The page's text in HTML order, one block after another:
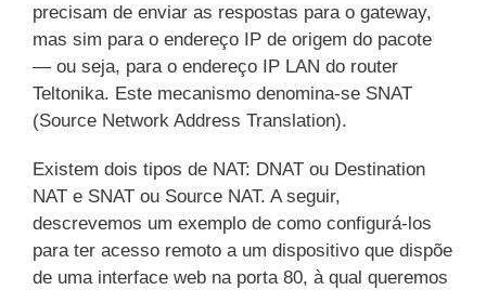
precisam de enviar as respostas para o gateway,
mas sim para o endereço IP de origem do pacote
— ou seja, para o endereço IP LAN do router
Teltonika. Este mecanismo denomina-se SNAT
(Source Network Address Translation).
Existem dois tipos de NAT: DNAT ou Destination
NAT e SNAT ou Source NAT. A seguir,
descrevemos um exemplo de como configurá-los
para ter acesso remoto a um dispositivo que dispõe
de uma interface web na porta 80, à qual queremos